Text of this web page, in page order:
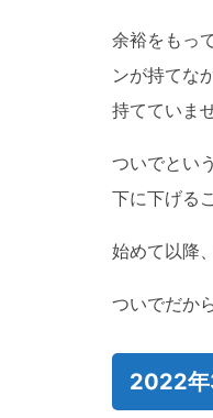
余裕をもっ
ンが持てな
持てていま
ついでとい
下に下げる
始めて以降
ついでだか
2022年